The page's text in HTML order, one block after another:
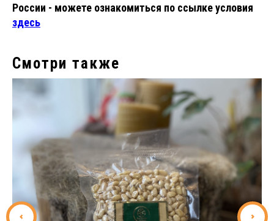
России - можете ознакомиться по ссылке условия
здесь
Смотри также